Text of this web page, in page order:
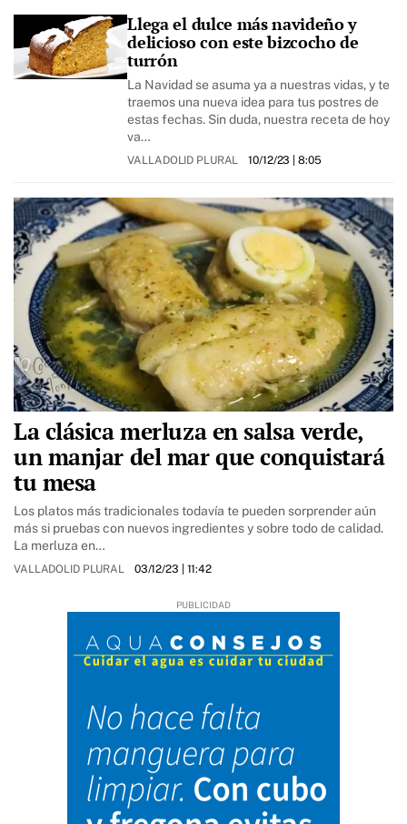
Llega el dulce más navideño y
delicioso con este bizcocho de
turrón
La Navidad se asuma ya a nuestras vidas, y te
traemos una nueva idea para tus postres de
estas fechas. Sin duda, nuestra receta de hoy
va…
VALLADOLID PLURAL 10/12/23 | 8:05
La clásica merluza en salsa verde,
un manjar del mar que conquistará
tu mesa
Los platos más tradicionales todavía te pueden sorprender aún
más si pruebas con nuevos ingredientes y sobre todo de calidad.
La merluza en…
VALLADOLID PLURAL 03/12/23 | 11:42